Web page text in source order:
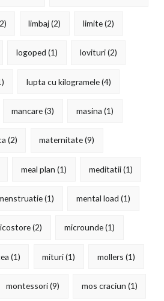
limbaj(2) limite(2)
logoped (1) lovituri(2)
lupta cu kilogramele(4)
mancare(3) masina (1)
(2) maternitate(9)
meal plan (1) meditatii(1)
(1) mental load (1)
(2) microunde(1)
(1) mituri(1) mollers (1)
montessori(9) mos craciun (1)